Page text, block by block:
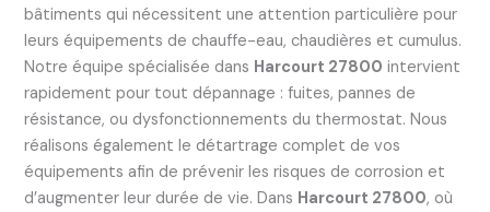
bâtiments qui nécessitent une attention particulière pour
leurs équipements de chauffe-eau, chaudières et cumulus.
Notre équipe spécialisée dans Harcourt 27800 intervient
rapidement pour tout dépannage : fuites, pannes de
résistance, ou dysfonctionnements du thermostat. Nous
réalisons également le détartrage complet de vos
équipements afin de prévenir les risques de corrosion et
d’augmenter leur durée de vie. Dans Harcourt 27800, où